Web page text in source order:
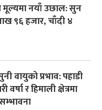
नयाँ उछाल: सुन
९६ हजार, चाँदी ४
वायुको प्रभाव: पहाडी
वर्षा र हिमाली क्षेत्रमा